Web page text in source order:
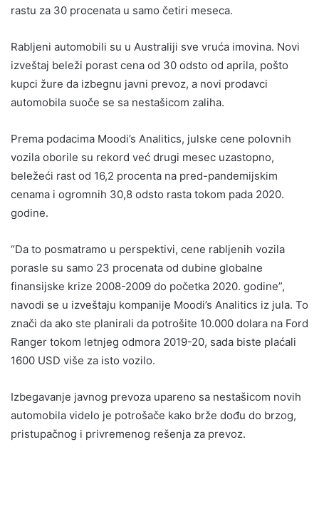
rastu za 30 procenata u samo četiri meseca.
Rabljeni automobili su u Australiji sve vruća imovina. Novi
izveštaj beleži porast cena od 30 odsto od aprila, pošto
kupci žure da izbegnu javni prevoz, a novi prodavci
automobila suoče se sa nestašicom zaliha.
Prema podacima Moodi’s Analitics, julske cene polovnih
vozila oborile su rekord već drugi mesec uzastopno,
beležeći rast od 16,2 procenta na pred-pandemijskim
cenama i ogromnih 30,8 odsto rasta tokom pada 2020.
godine.
“Da to posmatramo u perspektivi, cene rabljenih vozila
porasle su samo 23 procenata od dubine globalne
finansijske krize 2008-2009 do početka 2020. godine”,
navodi se u izveštaju kompanije Moodi’s Analitics iz jula. To
znači da ako ste planirali da potrošite 10.000 dolara na Ford
Ranger tokom letnjeg odmora 2019-20, sada biste plaćali
1600 USD više za isto vozilo.
Izbegavanje javnog prevoza upareno sa nestašicom novih
automobila videlo je potrošače kako brže dođu do brzog,
pristupačnog i privremenog rešenja za prevoz.